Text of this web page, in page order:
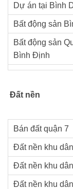
Dự án tại Bình
Bất động sản
Bất động sản
Bình Định
Đất nền
Bán đất quận 7
Đất nền khu
Đất nền khu
Đất nền khu